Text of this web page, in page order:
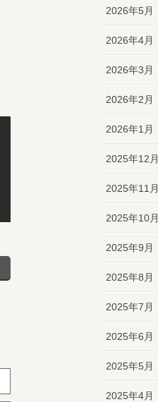
2026年5月
2026年4月
2026年3月
2026年2月
2026年1月
2025年12月
2025年11月
2025年10月
2025年9月
2025年8月
2025年7月
2025年6月
2025年5月
2025年4月